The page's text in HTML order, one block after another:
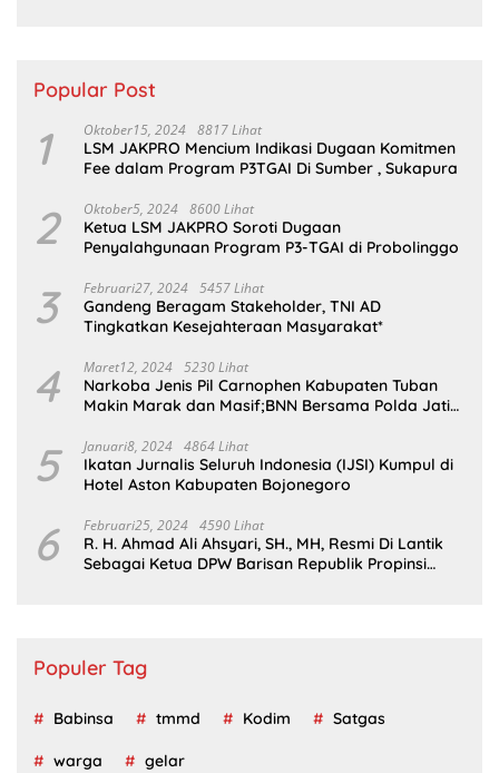
Popular Post
1 Oktober15, 2024 8817 Lihat
LSM JAKPRO Mencium Indikasi Dugaan Komitmen
Fee dalam Program P3TGAI Di Sumber , Sukapura
2 Oktober5, 2024 8600 Lihat
Ketua LSM JAKPRO Soroti Dugaan
Penyalahgunaan Program P3-TGAI di Probolinggo
3 Februari27, 2024 5457 Lihat
Gandeng Beragam Stakeholder, TNI AD
Tingkatkan Kesejahteraan Masyarakat*
4 Maret12, 2024 5230 Lihat
Narkoba Jenis Pil Carnophen Kabupaten Tuban
Makin Marak dan Masif;BNN Bersama Polda Jatim
5 Januari8, 2024 4864 Lihat
Ikatan Jurnalis Seluruh Indonesia (IJSI) Kumpul di
Hotel Aston Kabupaten Bojonegoro
6 Februari25, 2024 4590 Lihat
R. H. Ahmad Ali Ahsyari, SH., MH, Resmi Di Lantik
Sebagai Ketua DPW Barisan Republik Propinsi
Populer Tag
Babinsa tmmd Kodim Satgas
warga gelar